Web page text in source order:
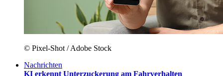
© Pixel-Shot / Adobe Stock
Nachrichten
KI erkennt Unterzuckerung am Fahrverhalten